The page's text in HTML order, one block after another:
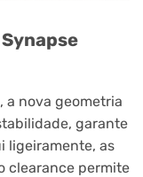
a nova geometria
garante
ligeiramente, as
clearance permite